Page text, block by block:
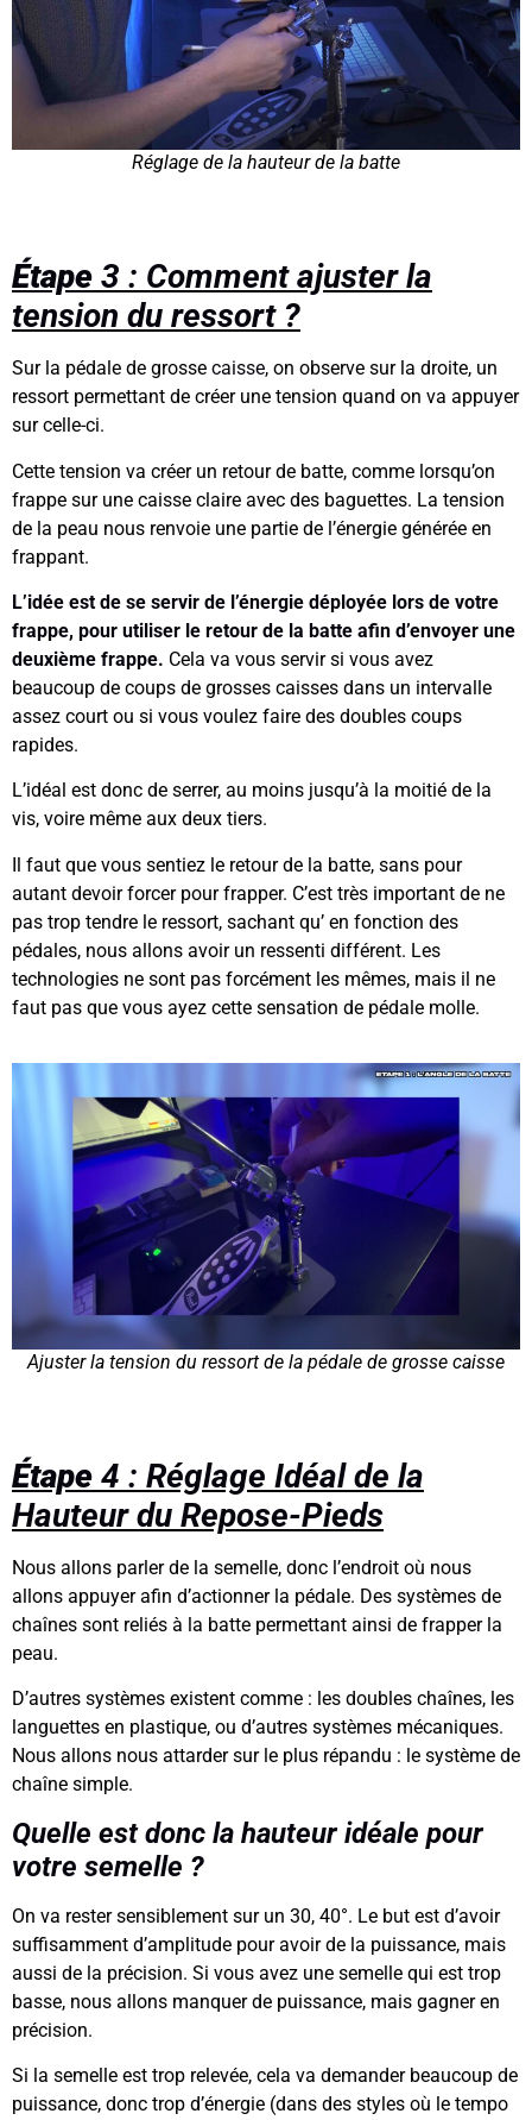
Réglage de la hauteur de la batte
Étape 3 : Comment ajuster la
tension du ressort ?
Sur la pédale de grosse caisse, on observe sur la droite, un
ressort permettant de créer une tension quand on va appuyer
sur celle-ci.
Cette tension va créer un retour de batte, comme lorsqu’on
frappe sur une caisse claire avec des baguettes. La tension
de la peau nous renvoie une partie de l’énergie générée en
frappant.
L’idée est de se servir de l’énergie déployée lors de votre
frappe, pour utiliser le retour de la batte afin d’envoyer une
deuxième frappe. Cela va vous servir si vous avez
beaucoup de coups de grosses caisses dans un intervalle
assez court ou si vous voulez faire des doubles coups
rapides.
L’idéal est donc de serrer, au moins jusqu’à la moitié de la
vis, voire même aux deux tiers.
Il faut que vous sentiez le retour de la batte, sans pour
autant devoir forcer pour frapper. C’est très important de ne
pas trop tendre le ressort, sachant qu’ en fonction des
pédales, nous allons avoir un ressenti différent. Les
technologies ne sont pas forcément les mêmes, mais il ne
faut pas que vous ayez cette sensation de pédale molle.
Ajuster la tension du ressort de la pédale de grosse caisse
Étape 4 : Réglage Idéal de la
Hauteur du Repose-Pieds
Nous allons parler de la semelle, donc l’endroit où nous
allons appuyer afin d’actionner la pédale. Des systèmes de
chaînes sont reliés à la batte permettant ainsi de frapper la
peau.
D’autres systèmes existent comme : les doubles chaînes, les
languettes en plastique, ou d’autres systèmes mécaniques.
Nous allons nous attarder sur le plus répandu : le système de
chaîne simple.
Quelle est donc la hauteur idéale pour
votre semelle ?
On va rester sensiblement sur un 30, 40°. Le but est d’avoir
suffisamment d’amplitude pour avoir de la puissance, mais
aussi de la précision. Si vous avez une semelle qui est trop
basse, nous allons manquer de puissance, mais gagner en
précision.
Si la semelle est trop relevée, cela va demander beaucoup de
puissance, donc trop d’énergie (dans des styles où le tempo